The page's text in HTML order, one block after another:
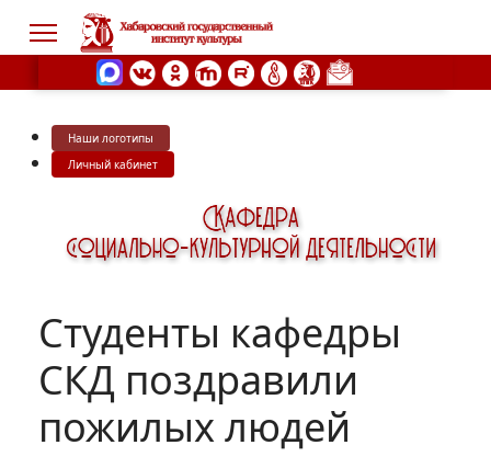
Наши логотипы
Личный кабинет
Студенты кафедры
СКД поздравили
пожилых людей